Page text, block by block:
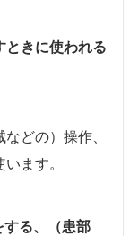
ときに使われる
どの）操作、
ます。
る、（患部